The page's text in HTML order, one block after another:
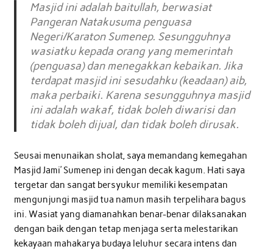
Masjid ini adalah baitullah, berwasiat
Pangeran Natakusuma penguasa
Negeri/Karaton Sumenep. Sesungguhnya
wasiatku kepada orang yang memerintah
(penguasa) dan menegakkan kebaikan. Jika
terdapat masjid ini sesudahku (keadaan) aib,
maka perbaiki. Karena sesungguhnya masjid
ini adalah wakaf, tidak boleh diwarisi dan
tidak boleh dijual, dan tidak boleh dirusak.
Seusai menunaikan sholat, saya memandang kemegahan
Masjid Jami’ Sumenep ini dengan decak kagum. Hati saya
tergetar dan sangat bersyukur memiliki kesempatan
mengunjungi masjid tua namun masih terpelihara bagus
ini. Wasiat yang diamanahkan benar-benar dilaksanakan
dengan baik dengan tetap menjaga serta melestarikan
kekayaan mahakarya budaya leluhur secara intens dan